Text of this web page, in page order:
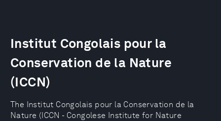
Institut Congolais pour la
Conservation de la Nature
(ICCN)
The Institut Congolais pour la Conservation de la
Nature (ICCN - Congolese Institute for Nature